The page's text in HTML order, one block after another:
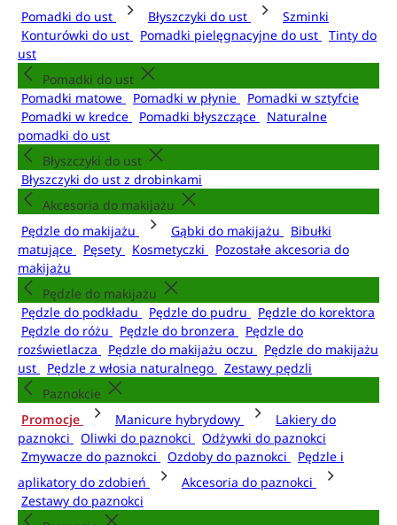
Pomadki do ust
Błyszczyki do ust
Szminki
Konturówki do ust
Pomadki pielęgnacyjne do ust
Tinty do
ust
Pomadki do ust
Pomadki matowe
Pomadki w płynie
Pomadki w sztyfcie
Pomadki w kredce
Pomadki błyszczące
Naturalne
pomadki do ust
Błyszczyki do ust
Błyszczyki do ust z drobinkami
Akcesoria do makijażu
Pędzle do makijażu
Gąbki do makijażu
Bibułki
matujące
Pęsety Kosmetyczki
Pozostałe akcesoria do
makijażu
Pędzle do makijażu
Pędzle do podkładu
Pędzle do pudru
Pędzle do korektora
Pędzle do różu
Pędzle do bronzera
Pędzle do
rozświetlacza
Pędzle do makijażu oczu
Pędzle do makijażu
ust
Pędzle z włosia naturalnego
Zestawy pędzli
Paznokcie
Promocje
Manicure hybrydowy
Lakiery do
paznokci
Oliwki do paznokci
Odżywki do paznokci
Zmywacze do paznokci
Ozdoby do paznokci
Pędzle i
aplikatory do zdobień
Akcesoria do paznokci
Zestawy do paznokci